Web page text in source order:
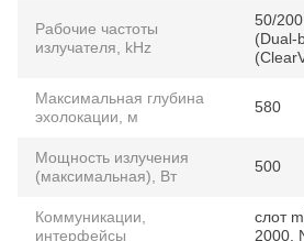
Рабочие частоты
излучателя, kHz
50/
(Dual-
Максимальная глубина
эхолокации, м
580
Мощность излучения
(максимальная), Вт
500
Коммуникации,
интерфейсы
слот
2000,